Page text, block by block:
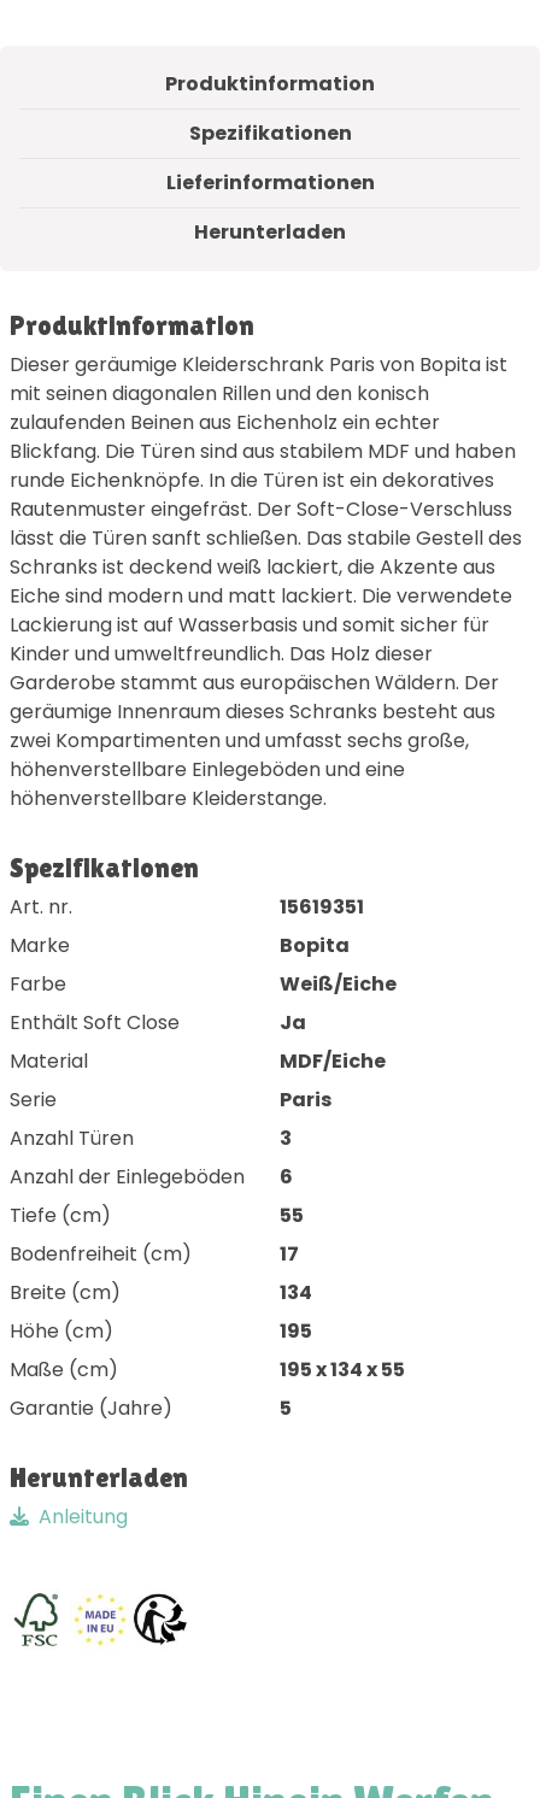
Produktinformation
Spezifikationen
Lieferinformationen
Herunterladen
Produktinformation
Dieser geräumige Kleiderschrank Paris von Bopita ist
mit seinen diagonalen Rillen und den konisch
zulaufenden Beinen aus Eichenholz ein echter
Blickfang. Die Türen sind aus stabilem MDF und haben
runde Eichenknöpfe. In die Türen ist ein dekoratives
Rautenmuster eingefräst. Der Soft-Close-Verschluss
lässt die Türen sanft schließen. Das stabile Gestell des
Schranks ist deckend weiß lackiert, die Akzente aus
Eiche sind modern und matt lackiert. Die verwendete
Lackierung ist auf Wasserbasis und somit sicher für
Kinder und umweltfreundlich. Das Holz dieser
Garderobe stammt aus europäischen Wäldern. Der
geräumige Innenraum dieses Schranks besteht aus
zwei Kompartimenten und umfasst sechs große,
höhenverstellbare Einlegeböden und eine
höhenverstellbare Kleiderstange.
Spezifikationen
Art. nr.
15619351
Marke
Bopita
Farbe
Weiß/Eiche
Enthält Soft Close
Ja
Material
MDF/Eiche
Serie
Paris
Anzahl Türen
3
Anzahl der Einlegeböden
6
Tiefe (cm)
55
Bodenfreiheit (cm)
17
Breite (cm)
134
Höhe (cm)
195
Maße (cm)
195 x 134 x 55
Garantie (Jahre)
5
Herunterladen
Anleitung